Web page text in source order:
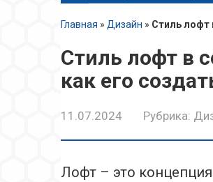
Главная » Дизайн » Стиль лофт
Стиль лофт в
как его
11.07.2024 Рубрика:
Лофт – это